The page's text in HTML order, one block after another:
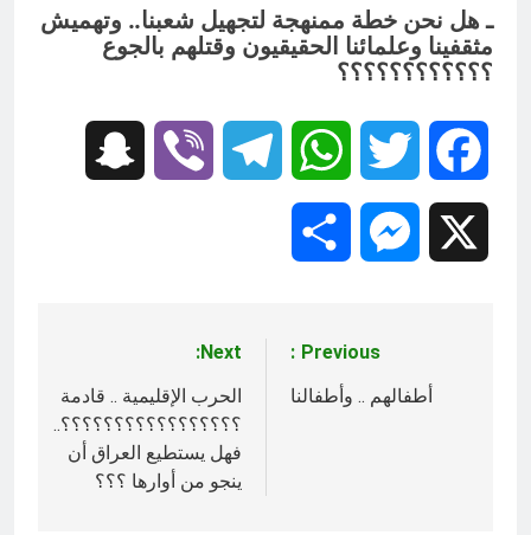
ـ هل نحن خطة ممنهجة لتجهيل شعبنا.. وتهميش
مثقفينا وعلمائنا الحقيقيون وقتلهم بالجوع
؟؟؟؟؟؟؟؟؟؟؟؟
Facebook
Twitter
WhatsApp
Telegram
Viber
Messenger
المقالات
Previous:
أطفالهم .. وأطفالنا
Next:
الحرب الإقليمية .. قادمة
؟؟؟؟؟؟؟؟؟؟؟؟؟؟؟؟؟..
فهل يستطيع العراق أن
ينجو من أوارها ؟؟؟